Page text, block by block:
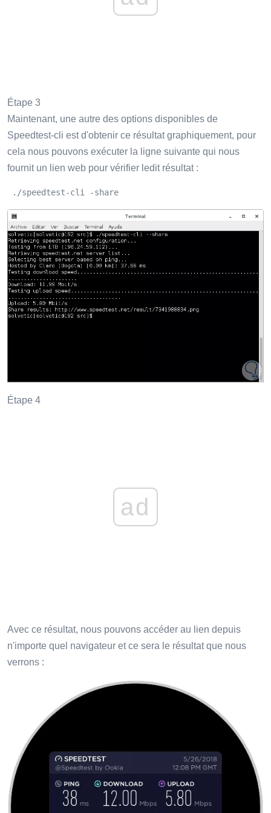
Étape 3
Maintenant, une autre des options disponibles de
Speedtest-cli est d'obtenir ce résultat graphiquement, pour
cela nous pouvons exécuter la ligne suivante qui nous
fournit un lien web pour vérifier ledit résultat :
./speedtest-cli -share
Étape 4
ad
Avec ce résultat, nous pouvons accéder au lien depuis
n'importe quel navigateur et ce sera le résultat que nous
verrons :